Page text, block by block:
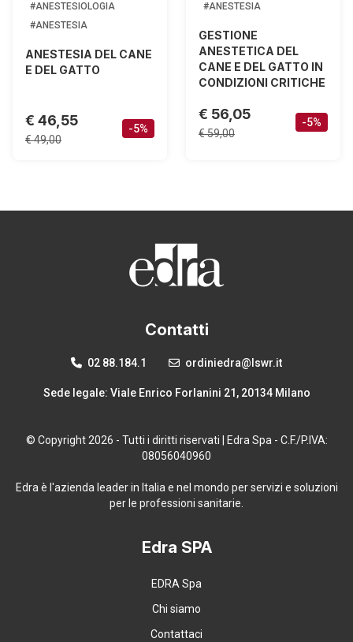
#ANESTESIOLOGIA
#ANESTESIA
ANESTESIA DEL CANE
E DEL GATTO
€ 46,55
€ 49,00
-5%
#ANESTESIA
GESTIONE
ANESTETICA DEL
CANE E DEL GATTO IN
CONDIZIONI CRITICHE
€ 56,05
€ 59,00
-5%
Contatti
02 88.184.1 ordiniedra@lswr.it
Sede legale: Viale Enrico Forlanini 21, 20134 Milano
© Copyright 2026 - Tutti i diritti riservati | Edra Spa - C.F./P.IVA:
08056040960
Edra è l'azienda leader in Italia e nel mondo per servizi e soluzioni
per le professioni sanitarie.
Edra SPA
EDRA Spa
Chi siamo
Contattaci